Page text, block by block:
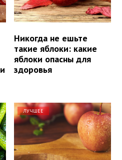
Никогда не ешьте
такие яблоки: какие
яблоки опасны для
здоровья
ЛУЧШЕЕ